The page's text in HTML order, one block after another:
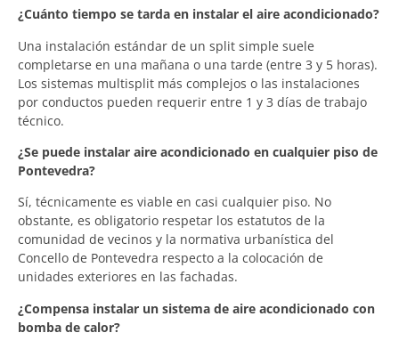
¿Cuánto tiempo se tarda en instalar el aire acondicionado?
Una instalación estándar de un split simple suele
completarse en una mañana o una tarde (entre 3 y 5 horas).
Los sistemas multisplit más complejos o las instalaciones
por conductos pueden requerir entre 1 y 3 días de trabajo
técnico.
¿Se puede instalar aire acondicionado en cualquier piso de
Pontevedra?
Sí, técnicamente es viable en casi cualquier piso. No
obstante, es obligatorio respetar los estatutos de la
comunidad de vecinos y la normativa urbanística del
Concello de Pontevedra respecto a la colocación de
unidades exteriores en las fachadas.
¿Compensa instalar un sistema de aire acondicionado con
bomba de calor?